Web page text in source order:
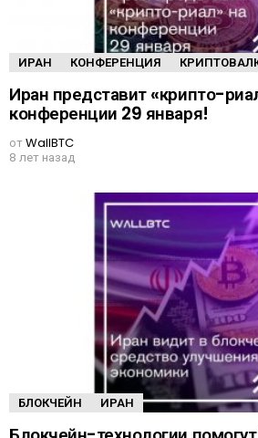
ИРАН КОНФЕРЕНЦИЯ
Иран представит «крипто-
конференции 29 января!
отWallBTC
8 лет назад
БЛОКЧЕЙН ИРАН